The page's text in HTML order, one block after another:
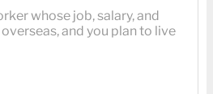
whose job, salary, and
and you plan to live